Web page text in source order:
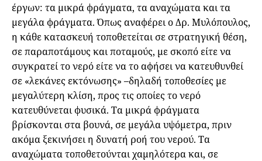
έργων: τα μικρά φράγματα, τα αναχώματα και τα
μεγάλα φράγματα. Όπως αναφέρει ο Δρ. Μυλόπουλος,
η κάθε κατασκευή τοποθετείται σε στρατηγική θέση,
σε παραποτάμους και ποταμούς, με σκοπό είτε να
συγκρατεί το νερό είτε να το αφήσει να κατευθυνθεί
σε «λεκάνες εκτόνωσης» –δηλαδή τοποθεσίες με
μεγαλύτερη κλίση, προς τις οποίες το νερό
κατευθύνεται φυσικά. Τα μικρά φράγματα
βρίσκονται στα βουνά, σε μεγάλα υψόμετρα, πριν
ακόμα ξεκινήσει η δυνατή ροή του νερού. Τα
αναχώματα τοποθετούνται χαμηλότερα και, σε